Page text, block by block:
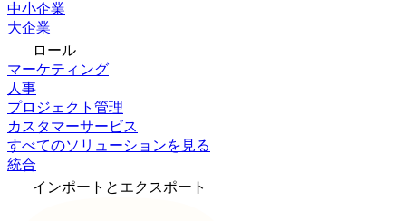
中小企業
大企業
ロール
マーケティング
人事
プロジェクト管理
カスタマーサービス
すべてのソリューションを見る
統合
インポートとエクスポート